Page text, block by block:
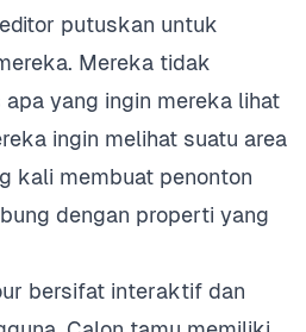
putuskan untuk
Mereka tidak
yang ingin mereka lihat
ingin melihat suatu area
kali membuat penonton
dengan properti yang
bersifat interaktif dan